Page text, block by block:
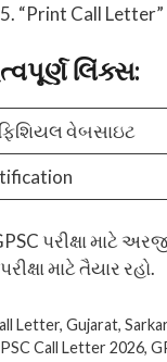
“Print Call
લિંક્સ:
વેબસાઇટ
પરીક્ષા માટે
માટે તૈયાર રહો.
Letter,Gujarat,
Call Letter 2026,